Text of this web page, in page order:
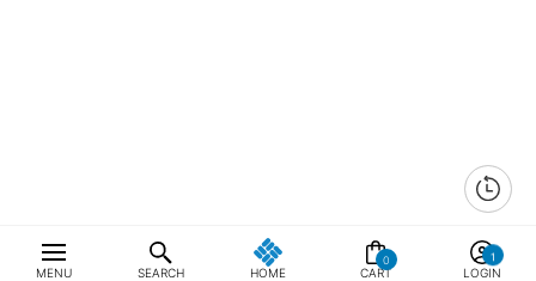
MENU SEARCH HOME
0
CART LOGIN